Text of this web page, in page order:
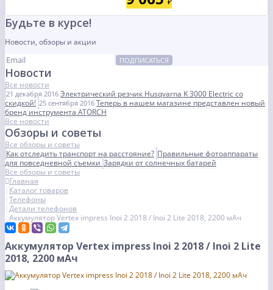
Будьте в курсе!
Новости, обзоры и акции
ПОДПИСАТЬСЯ
Новости
Все новости
21 декабря 2016 Электрический резчик Husqvarna K 3000 Electric со
скидкой! 25 сентября 2016 Теперь в нашем магазине представлен новый
бренд инструмента ATORCH
Все новости
Обзоры и советы
Все обзоры и советы
Как отследить транспорт на расстояние? Правильные фотоаппараты
для повседневной съемкиЗарядки от солнечных батарей
Все обзоры и советы
Главная
Каталог товаров
Телефоны
Детали телефонов
Аккумулятор Vertex impress Inoi 2 2018 / Inoi 2 Lite 2018, 2200 мАч
Аккумулятор Vertex impress Inoi 2 2018 / Inoi 2 Lite
2018, 2200 мАч